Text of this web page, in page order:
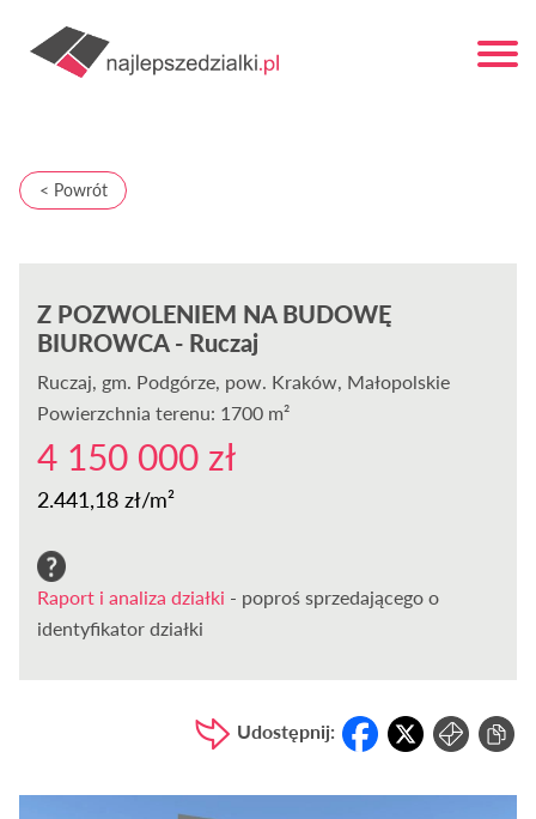
< Powrót
Z POZWOLENIEM NA BUDOWĘ
BIUROWCA - Ruczaj
Ruczaj, gm. Podgórze, pow. Kraków, Małopolskie
Powierzchnia terenu: 1700 m²
4 150 000 zł
2.441,18 zł/m²
Raport i analiza działki - poproś sprzedającego o
identyfikator działki
Udostępnij: